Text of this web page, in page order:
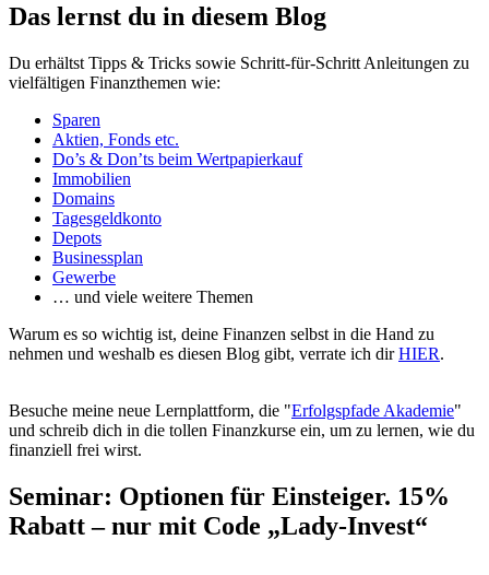
Das lernst du in diesem Blog
Du erhältst Tipps & Tricks sowie Schritt-für-Schritt Anleitungen zu
vielfältigen Finanzthemen wie:
Sparen
Aktien, Fonds etc.
Do’s & Don’ts beim Wertpapierkauf
Immobilien
Domains
Tagesgeldkonto
Depots
Businessplan
Gewerbe
… und viele weitere Themen
Warum es so wichtig ist, deine Finanzen selbst in die Hand zu
nehmen und weshalb es diesen Blog gibt, verrate ich dirHIER.
Besuche meine neue Lernplattform, die "Erfolgspfade Akademie"
und schreib dich in die tollen Finanzkurse ein, um zu lernen, wie du
finanziell frei wirst.
Seminar: Optionen für Einsteiger. 15%
Rabatt – nur mit Code „Lady-Invest“